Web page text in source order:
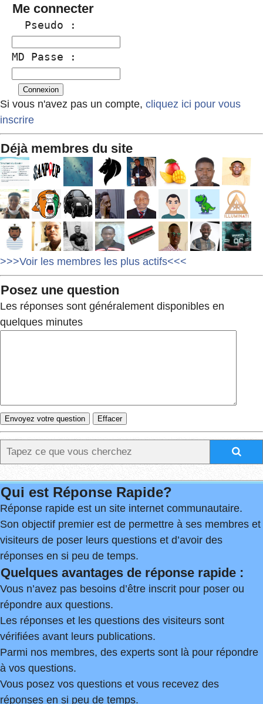
Me connecter
  Pseudo :
MD Passe :
Si vous n'avez pas un compte, cliquez ici pour vous
inscrire
Déjà membres du site
>>>Voir les membres les plus actifs<<<
Posez une question
Les réponses sont généralement disponibles en
quelques minutes
Qui est Réponse Rapide?
Réponse rapide est un site internet communautaire.
Son objectif premier est de permettre à ses membres et
visiteurs de poser leurs questions et d’avoir des
réponses en si peu de temps.
Quelques avantages de réponse rapide :
Vous n’avez pas besoins d’être inscrit pour poser ou
répondre aux questions.
Les réponses et les questions des visiteurs sont
vérifiées avant leurs publications.
Parmi nos membres, des experts sont là pour répondre
à vos questions.
Vous posez vos questions et vous recevez des
réponses en si peu de temps.